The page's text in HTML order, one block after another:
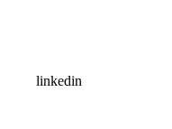
linkedin